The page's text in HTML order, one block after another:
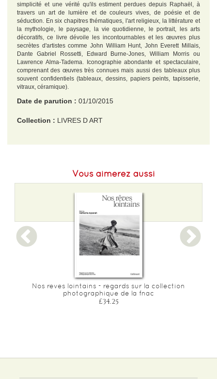
simplicité et une vérité qu'ils estiment perdues depuis Raphaël, à
travers un art de lumière et de couleurs vives, de poésie et de
séduction. En six chapitres thématiques, l'art religieux, la littérature et
la mythologie, le paysage, la vie quotidienne, le portrait, les arts
décoratifs, ce livre dévoile les incontournables et les œuvres plus
secrètes d'artistes comme John William Hunt, John Everett Millais,
Dante Gabriel Rossetti, Edward Burne-Jones, William Morris ou
Lawrence Alma-Tadema. Iconographie abondante et spectaculaire,
comprenant des œuvres très connues mais aussi des tableaux plus
souvent confidentiels (tableaux, dessins, papiers peints, tapisserie,
vitraux, céramique).
Date de parution : 01/10/2015
Collection : LIVRES D ART
Vous aimerez aussi
Nos reves lointains - regards sur la collection
photographique de la fnac
£34.25